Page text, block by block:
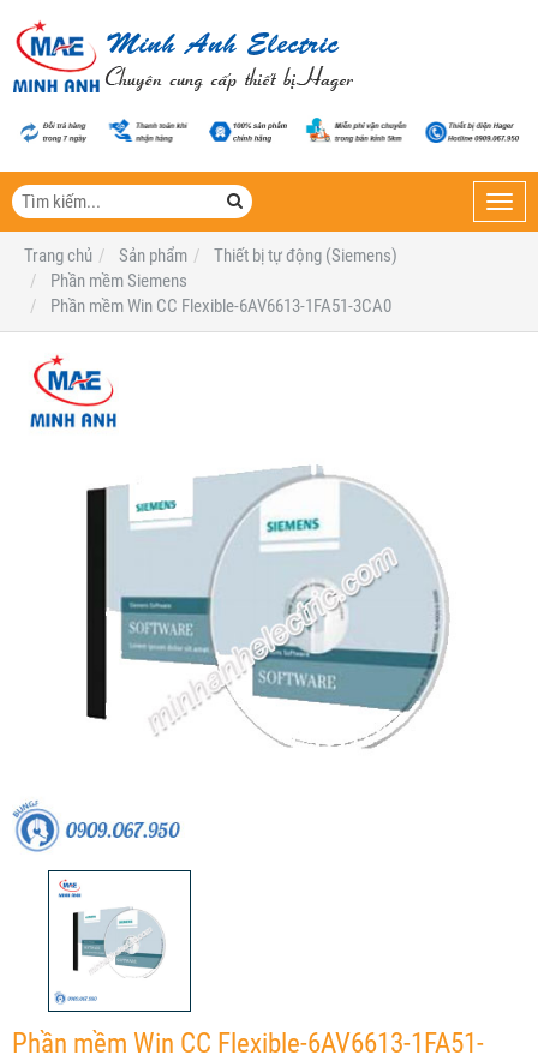
Trang chủ
Sản phẩm
Thiết bị tự động (Siemens)
Phần mềm Siemens
Phần mềm Win CC Flexible-6AV6613-1FA51-3CA0
Phần mềm Win CC Flexible-6AV6613-1FA51-